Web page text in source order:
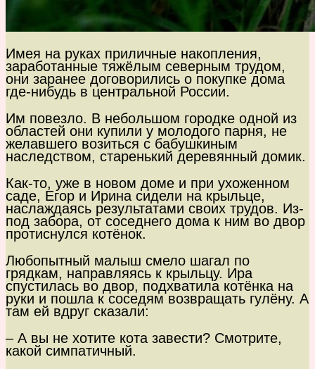
Имея на руках приличные накопления,
заработанные тяжёлым северным трудом,
они заранее договорились о покупке дома
где-нибудь в центральной России.
Им повезло. В небольшом городке одной из
областей они купили у молодого парня, не
желавшего возиться с бабушкиным
наследством, старенький деревянный домик.
Как-то, уже в новом доме и при ухоженном
саде, Егор и Ирина сидели на крыльце,
наслаждаясь результатами своих трудов. Из-
под забора, от соседнего дома к ним во двор
протиснулся котёнок.
Любопытный малыш смело шагал по
грядкам, направляясь к крыльцу. Ира
спустилась во двор, подхватила котёнка на
руки и пошла к соседям возвращать гулёну. А
там ей вдруг сказали:
– А вы не хотите кота завести? Смотрите,
какой симпатичный.